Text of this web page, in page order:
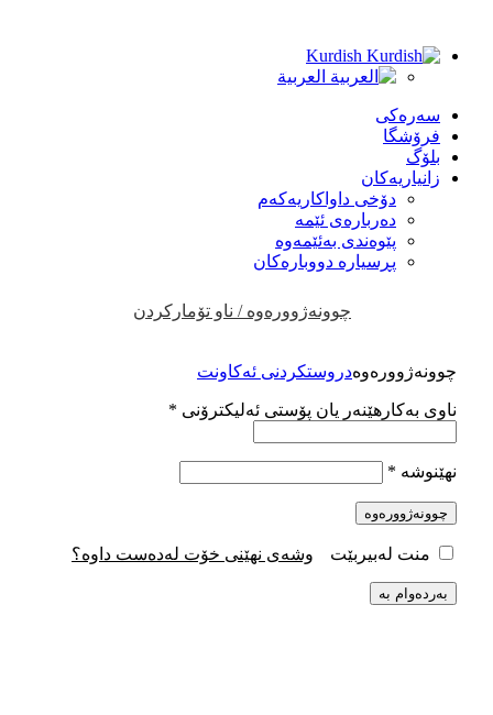
Kurdish
العربية
سەرەکی
فرۆشگا
بلۆگ
زانیاریەکان
دۆخی داواکاریەکەم
دەربارەی ئێمە
پێوەندی بەئێمەوە
پڕسیارە دووبارەکان
چوونەژوورەوە / ناو تۆمارکردن
چوونەژوورەوەدروستکردنی ئەکاونت
ناوی بەکارهێنەر یان پۆستی ئەلیکترۆنی *
نهێنوشە *
چوونەژوورەوە
وشەی نهێنی خۆت لەدەست داوە؟ منت لەبیربێت
بەردەوام بە